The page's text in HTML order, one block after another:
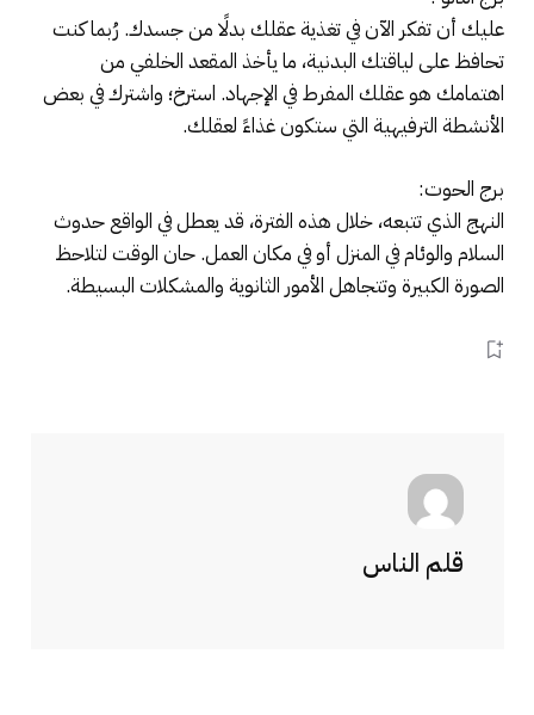
عليك أن تفكر الآن في تغذية عقلك بدلًا من جسدك. رُبما كنت
تحافظ على لياقتك البدنية، ما يأخذ المقعد الخلفي من
اهتمامك هو عقلك المفرط في الإجهاد. استرخ؛ واشترك في بعض
الأنشطة الترفيهية التي ستكون غذاءً لعقلك.
برج الحوت:
النهج الذي تتبعه، خلال هذه الفترة، قد يعطل في الواقع حدوث
السلام والوئام في المنزل أو في مكان العمل. حان الوقت لتلاحظ
الصورة الكبيرة وتتجاهل الأمور الثانوية والمشكلات البسيطة.
قلم الناس